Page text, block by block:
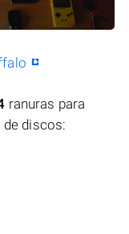
ranuras para
discos: